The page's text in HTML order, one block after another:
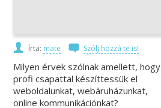
Írta: mate Szólj hozzá te is!
Milyen érvek szólnak amellett, hogy
profi csapattal készíttessük el
weboldalunkat, webáruházunkat,
online kommunikációnkat?